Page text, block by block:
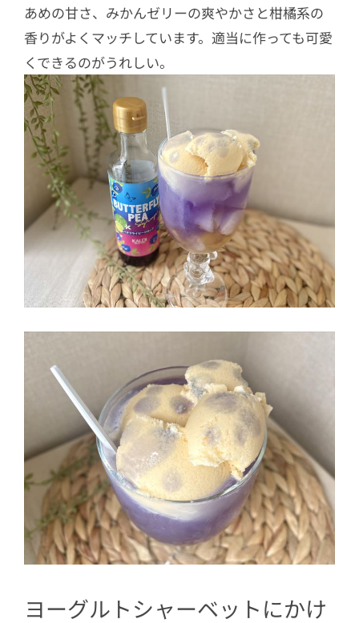
あめの甘さ、みかんゼリーの爽やかさと柑橘系の
香りがよくマッチしています。適当に作っても可愛
くできるのがうれしい。
ヨーグルトシャーベットにかけ